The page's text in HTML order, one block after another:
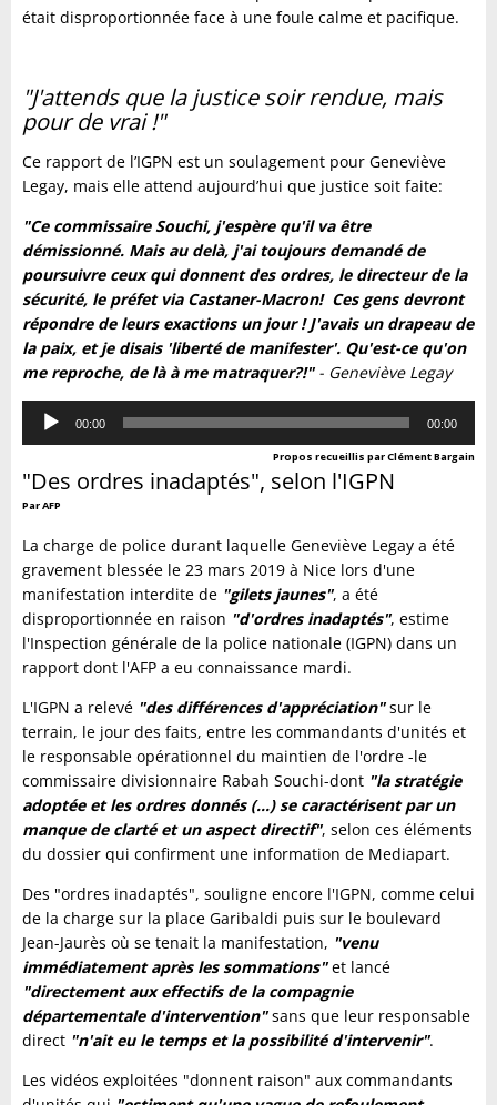
était disproportionnée face à une foule calme et pacifique.
"J'attends que la justice soir rendue, mais
pour de vrai !"
Ce rapport de l’IGPN est un soulagement pour Geneviève
Legay, mais elle attend aujourd’hui que justice soit faite:
"Ce commissaire Souchi, j'espère qu'il va être
démissionné. Mais au delà, j'ai toujours demandé de
poursuivre ceux qui donnent des ordres, le directeur de la
sécurité, le préfet via Castaner-Macron! Ces gens devront
répondre de leurs exactions un jour ! J'avais un drapeau de
la paix, et je disais 'liberté de manifester'. Qu'est-ce qu'on
me reproche, de là à me matraquer?!" - Geneviève Legay
Lecteur
audio
00:00 00:00
Propos recueillis par Clément Bargain
"Des ordres inadaptés", selon l'IGPN
Par AFP
La charge de police durant laquelle Geneviève Legay a été
gravement blessée le 23 mars 2019 à Nice lors d'une
manifestation interdite de "gilets jaunes", a été
disproportionnée en raison "d'ordres inadaptés", estime
l'Inspection générale de la police nationale (IGPN) dans un
rapport dont l'AFP a eu connaissance mardi.
L'IGPN a relevé "des différences d'appréciation"sur le
terrain, le jour des faits, entre les commandants d'unités et
le responsable opérationnel du maintien de l'ordre -le
commissaire divisionnaire Rabah Souchi-dont "la stratégie
adoptée et les ordres donnés (...) se caractérisent par un
manque de clarté et un aspect directif", selon ces éléments
du dossier qui confirment une information de Mediapart.
Des "ordres inadaptés", souligne encore l'IGPN, comme celui
de la charge sur la place Garibaldi puis sur le boulevard
Jean-Jaurès où se tenait la manifestation, "venu
immédiatement après les sommations"et lancé
"directement aux effectifs de la compagnie
départementale d'intervention"sans que leur responsable
direct "n'ait eu le temps et la possibilité d'intervenir".
Les vidéos exploitées "donnent raison" aux commandants